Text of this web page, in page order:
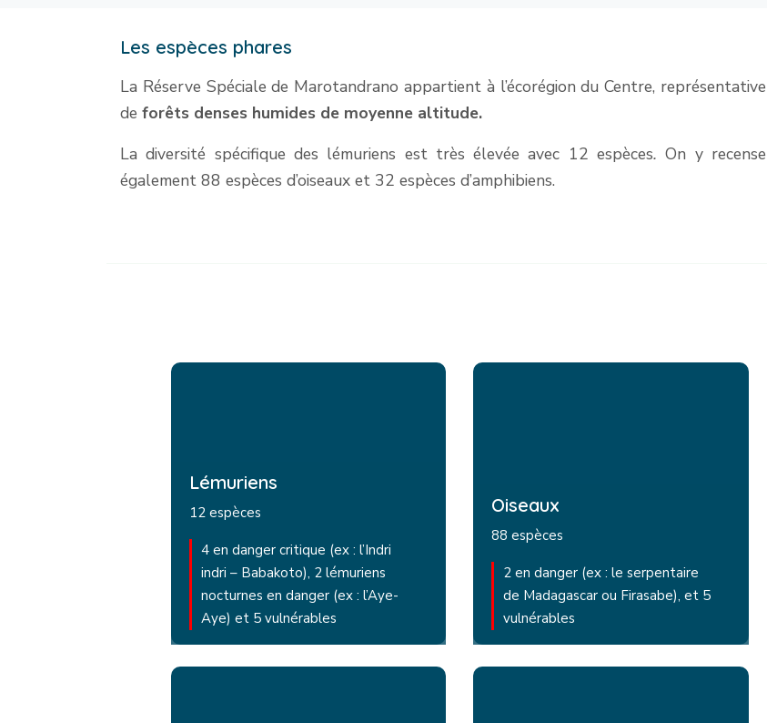
Les espèces phares
La Réserve Spéciale de Marotandrano appartient à l’écorégion du Centre, représentative
de forêts denses humides de moyenne altitude.
La diversité spécifique des lémuriens est très élevée avec 12 espèces.On y recense
également 88 espèces d’oiseaux et 32 espèces d’amphibiens.
Lémuriens
12 espèces
4 en danger critique (ex : l’Indri
indri – Babakoto), 2 lémuriens
nocturnes en danger (ex : l’Aye-
Aye) et 5 vulnérables
Oiseaux
88 espèces
2 en danger (ex : le serpentaire
de Madagascar ou Firasabe), et 5
vulnérables